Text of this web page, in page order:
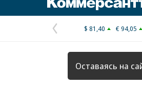
Предыдущая
страница
$ 81,40 € 94,05
Оставаясь на